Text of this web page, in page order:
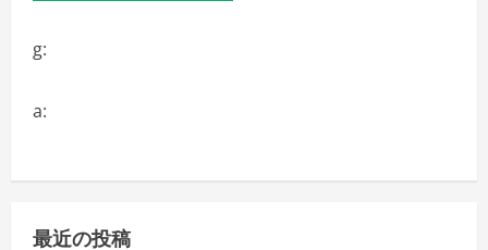
g:
a:
最近の投稿